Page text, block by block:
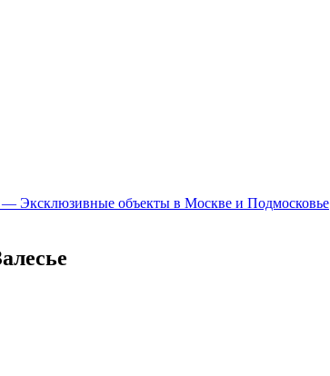
— Эксклюзивные объекты в Москве и Подмосковье